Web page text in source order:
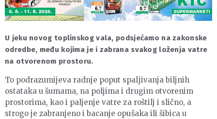
U jeku novog toplinskog vala, podsjećamo na zakonske
odredbe, među kojima je i zabrana svakog loženja vatre
na otvorenom prostoru.
To podrazumijeva radnje poput spaljivanja biljnih
ostataka u šumama, na poljima i drugim otvorenim
prostorima, kao i paljenje vatre za roštilj i slično, a
strogo je zabranjeno i bacanje opušaka ili šibica u